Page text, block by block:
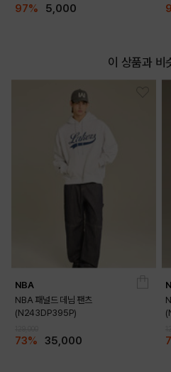
97% 5,000
이 상품과 비
NBA
NBA 패널드 데님 팬츠
(N243DP395P)
73% 35,000